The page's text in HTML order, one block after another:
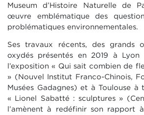
Museum d’Histoire Naturelle de
œuvre emblématique des
problématiques environnementales.
Ses travaux récents, des grands
oxydés présentés en 2019 à
l’exposition « Qui sait combien de
» (Nouvel Institut Franco-Chinois,
Musées Gadagnes) et à Toulouse à
« Lionel Sabatté : sculptures »
l’amènent à redéfinir son rapport